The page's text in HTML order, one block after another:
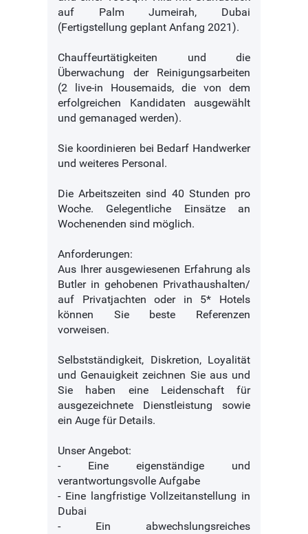
auf Palm Jumeirah, Dubai
(Fertigstellung geplant Anfang 2021).
Chauffeurtätigkeiten und die
Überwachung der Reinigungsarbeiten
(2 live-in Housemaids, die von dem
erfolgreichen Kandidaten ausgewählt
und gemanaged werden).
Sie koordinieren bei Bedarf Handwerker
und weiteres Personal.
Die Arbeitszeiten sind 40 Stunden pro
Woche. Gelegentliche Einsätze an
Wochenenden sind möglich.
Anforderungen:
Aus Ihrer ausgewiesenen Erfahrung als
Butler in gehobenen Privathaushalten/
auf Privatjachten oder in 5* Hotels
können Sie beste Referenzen
vorweisen.
Selbstständigkeit, Diskretion, Loyalität
und Genauigkeit zeichnen Sie aus und
Sie haben eine Leidenschaft für
ausgezeichnete Dienstleistung sowie
ein Auge für Details.
Unser Angebot:
- Eine eigenständige und
verantwortungsvolle Aufgabe
- Eine langfristige Vollzeitanstellung in
Dubai
- Ein abwechslungsreiches